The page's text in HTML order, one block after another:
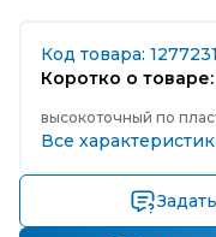
Код товара: 1277231
Коротко о товаре:
высокоточный по
Все